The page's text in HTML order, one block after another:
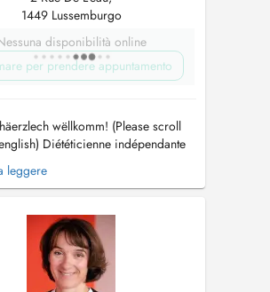
1449 Lussemburgo
disponibilità online
per prendere appuntamento
wëllkomm! (Please scroll
Diététicienne indépendante
depuis de 2014, je suis agrée
de la Santé, la CNS et membre
ANDL. Les consultations ont lieu
de diététique "m...
leggere